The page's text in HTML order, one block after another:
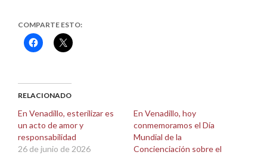
COMPARTE ESTO:
Haz
clic
abre
una
ventana
nueva)
Haz
clic
abre
una
ventana
nueva)
RELACIONADO
En Venadillo, esterilizar es
un acto de amor y
responsabilidad
26 de junio de 2026
En Venadillo, hoy
conmemoramos el Día
Mundial de la
Concienciación sobre el